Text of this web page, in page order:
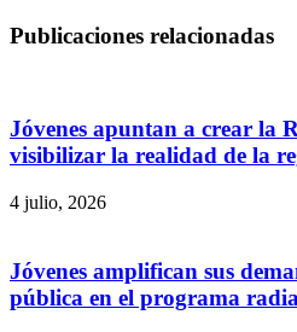
Publicaciones relacionadas
Jóvenes apuntan a crear la
visibilizar la realidad de la
4 julio, 2026
Jóvenes amplifican sus
pública en el programa